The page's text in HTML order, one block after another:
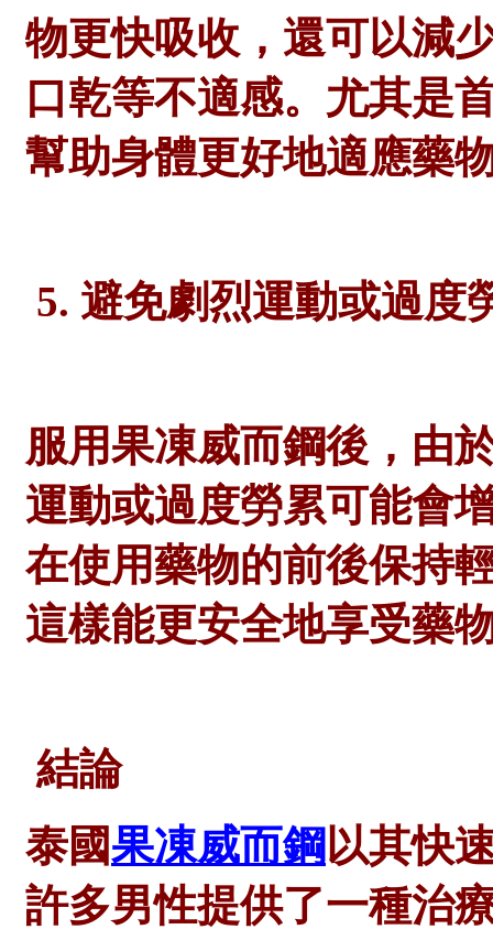
物更快吸收，還可以減
口乾等不適感。尤其是
幫助身體更好地適應藥
5. 避免劇烈運動或過度
服用果凍威而鋼後，由
運動或過度勞累可能會
在使用藥物的前後保持
這樣能更安全地享受藥
結論
泰國果凍威而鋼以其快
許多男性提供了一種治